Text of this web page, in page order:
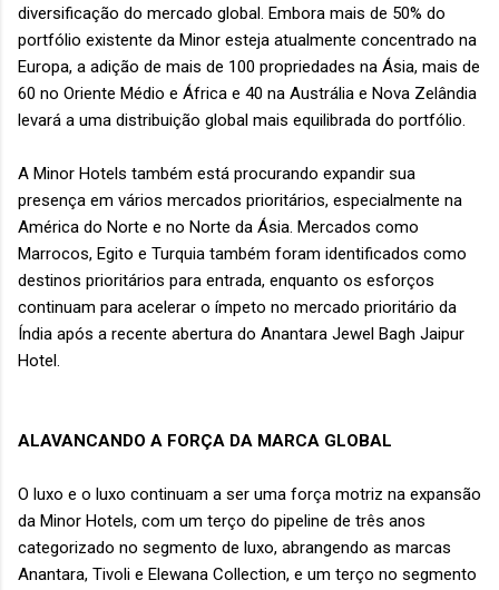
diversificação do mercado global. Embora mais de 50% do
portfólio existente da Minor esteja atualmente concentrado na
Europa, a adição de mais de 100 propriedades na Ásia, mais de
60 no Oriente Médio e África e 40 na Austrália e Nova Zelândia
levará a uma distribuição global mais equilibrada do portfólio.
A Minor Hotels também está procurando expandir sua
presença em vários mercados prioritários, especialmente na
América do Norte e no Norte da Ásia. Mercados como
Marrocos, Egito e Turquia também foram identificados como
destinos prioritários para entrada, enquanto os esforços
continuam para acelerar o ímpeto no mercado prioritário da
Índia após a recente abertura do Anantara Jewel Bagh Jaipur
Hotel.
ALAVANCANDO A FORÇA DA MARCA GLOBAL
O luxo e o luxo continuam a ser uma força motriz na expansão
da Minor Hotels, com um terço do pipeline de três anos
categorizado no segmento de luxo, abrangendo as marcas
Anantara, Tivoli e Elewana Collection, e um terço no segmento